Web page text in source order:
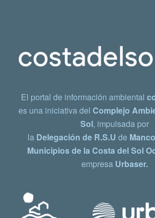
El portal de información ambiental
es una iniciativa delComplejo
Sol, impulsada por
la Delegación de R.S.U de
Municipios de la Costa del Sol
empresa Urbaser.